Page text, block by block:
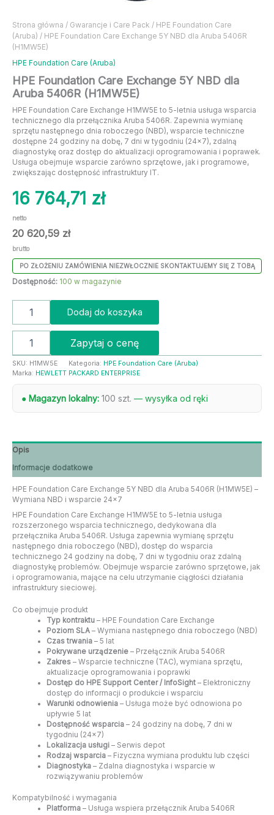
Strona główna / Gwarancje i Care Pack / HPE Foundation Care
(Aruba) / HPE Foundation Care Exchange 5Y NBD dla Aruba 5406R
(H1MW5E)
HPE Foundation Care (Aruba)
HPE Foundation Care Exchange 5Y NBD dla
Aruba 5406R (H1MW5E)
HPE Foundation Care Exchange H1MW5E to 5-letnia usługa wsparcia
technicznego dla przełącznika Aruba 5406R. Zapewnia wymianę
sprzętu następnego dnia roboczego (NBD), wsparcie techniczne
dostępne 24 godziny na dobę, 7 dni w tygodniu (24×7), zdalną
diagnostykę oraz dostęp do aktualizacji oprogramowania i poprawek.
Usługa obejmuje wsparcie zarówno sprzętowe, jak i programowe,
zwiększając dostępność infrastruktury IT.
16 764,71 zł
netto
20 620,59 zł
brutto
PO ZŁOŻENIU ZAMÓWIENIA NIEZWŁOCZNIE SKONTAKTUJEMY SIĘ Z TOBĄ
Dostępność: 100 w magazynie
Dodaj do koszyka
Zapytaj o cenę
SKU: H1MW5E Kategoria: HPE Foundation Care (Aruba)
Marka: HEWLETT PACKARD ENTERPRISE
● Magazyn lokalny: 100 szt. — wysyłka od ręki
Opis
Informacje dodatkowe
HPE Foundation Care Exchange 5Y NBD dla Aruba 5406R (H1MW5E) –
Wymiana NBD i wsparcie 24×7
HPE Foundation Care Exchange H1MW5E to 5-letnia usługa
rozszerzonego wsparcia technicznego, dedykowana dla
przełącznika Aruba 5406R. Usługa zapewnia wymianę sprzętu
następnego dnia roboczego (NBD), dostęp do wsparcia
technicznego 24 godziny na dobę, 7 dni w tygodniu oraz zdalną
diagnostykę problemów. Obejmuje wsparcie zarówno sprzętowe, jak
i oprogramowania, mające na celu utrzymanie ciągłości działania
infrastruktury sieciowej.
Co obejmuje produkt
Typ kontraktu– HPE Foundation Care Exchange
Poziom SLA– Wymiana następnego dnia roboczego (NBD)
Czas trwania– 5 lat
Pokrywane urządzenie– Przełącznik Aruba 5406R
Zakres– Wsparcie techniczne (TAC), wymiana sprzętu,
aktualizacje oprogramowania i poprawki
Dostęp do HPE Support Center / InfoSight– Elektroniczny
dostęp do informacji o produkcie i wsparciu
Warunki odnowienia– Usługa może być odnowiona po
upływie 5 lat
Dostępność wsparcia– 24 godziny na dobę, 7 dni w
tygodniu (24×7)
Lokalizacja usługi– Serwis depot
Rodzaj wsparcia– Fizyczna wymiana produktu lub części
Diagnostyka– Zdalna diagnostyka i wsparcie w
rozwiązywaniu problemów
Kompatybilność i wymagania
Platforma– Usługa wspiera przełącznik Aruba 5406R